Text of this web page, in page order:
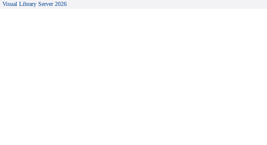
Visual Library Server 2026